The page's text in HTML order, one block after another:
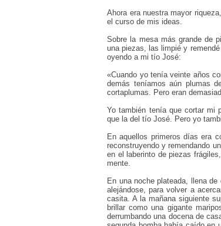
Ahora era nuestra mayor
el curso de mis ideas.
Sobre la mesa más grande de
una piezas, las limpié y
oyendo a mi tío José:
«Cuando yo tenía veinte años
demás teníamos aún plumas
cortaplumas. Pero eran
Yo también tenía que cortar mi
que la del tío José. Pero yo
En aquellos primeros días era
reconstruyendo y remendando
en el laberinto de piezas
mente.
En una noche plateada, llena
alejándose, para volver a
casita. A la mañana siguiente
brillar como una gigante
derrumbando una docena de